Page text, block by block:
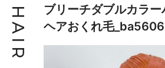
H
A
I
R
ブリーチダブルカラー
ヘアおくれ毛